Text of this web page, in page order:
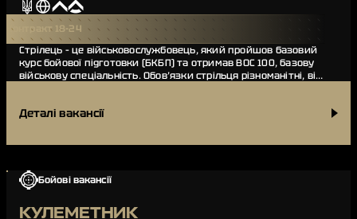
Контракт 18-24
Стрілець – це військовослужбовець, який пройшов базовий
курс бойової підготовки (БКБП) та отримав ВОС 100, базову
військову спеціальність. Обов’язки стрільця різноманітні, він
Деталі вакансії
Бойові вакансії
КУЛЕМЕТНИК